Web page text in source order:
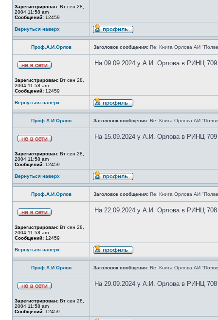
Зарегистрирован: Вт сен 28,
2004 11:58 am
Сообщений: 12459
Вернуться наверх
Проф.А.И.Орлов Заголовок сообщения: Re: Книга Орлова АИ
Зарегистрирован: Вт сен 28,
2004 11:58 am
Сообщений: 12459
На 09.09.2024 у А.И. Орлова в РИНЦ 709
Вернуться наверх
Проф.А.И.Орлов Заголовок сообщения: Re: Книга Орлова АИ
Зарегистрирован: Вт сен 28,
2004 11:58 am
Сообщений: 12459
На 15.09.2024 у А.И. Орлова в РИНЦ 709
Вернуться наверх
Проф.А.И.Орлов Заголовок сообщения: Re: Книга Орлова АИ
Зарегистрирован: Вт сен 28,
2004 11:58 am
Сообщений: 12459
На 22.09.2024 у А.И. Орлова в РИНЦ 708
Вернуться наверх
Проф.А.И.Орлов Заголовок сообщения: Re: Книга Орлова АИ
Зарегистрирован: Вт сен 28,
2004 11:58 am
Сообщений: 12459
На 29.09.2024 у А.И. Орлова в РИНЦ 708